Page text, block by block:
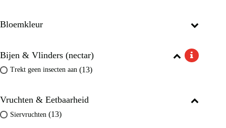
Bloemkleur
Bijen & Vlinders (nectar)
Trekt geen insecten aan (13)
Vruchten & Eetbaarheid
Siervruchten (13)